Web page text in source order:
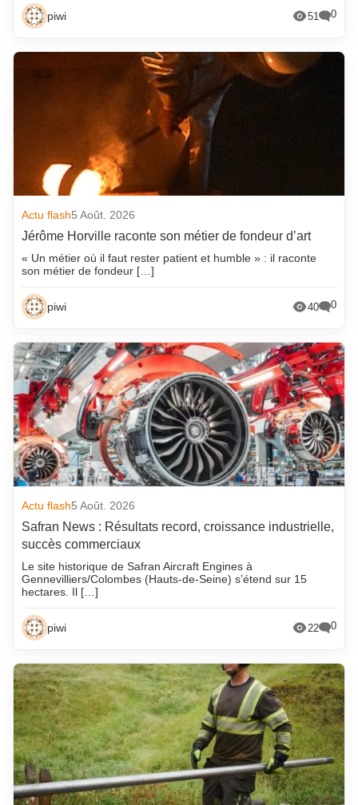
piwi 51 0
Actu flash5 Août. 2026
Jérôme Horville raconte son métier de fondeur d’art
« Un métier où il faut rester patient et humble » : il raconte
son métier de fondeur […]
piwi 40 0
Actu flash5 Août. 2026
Safran News : Résultats record, croissance industrielle,
succès commerciaux
Le site historique de Safran Aircraft Engines à
Gennevilliers/Colombes (Hauts-de-Seine) s’étend sur 15
hectares. Il […]
piwi 22 0